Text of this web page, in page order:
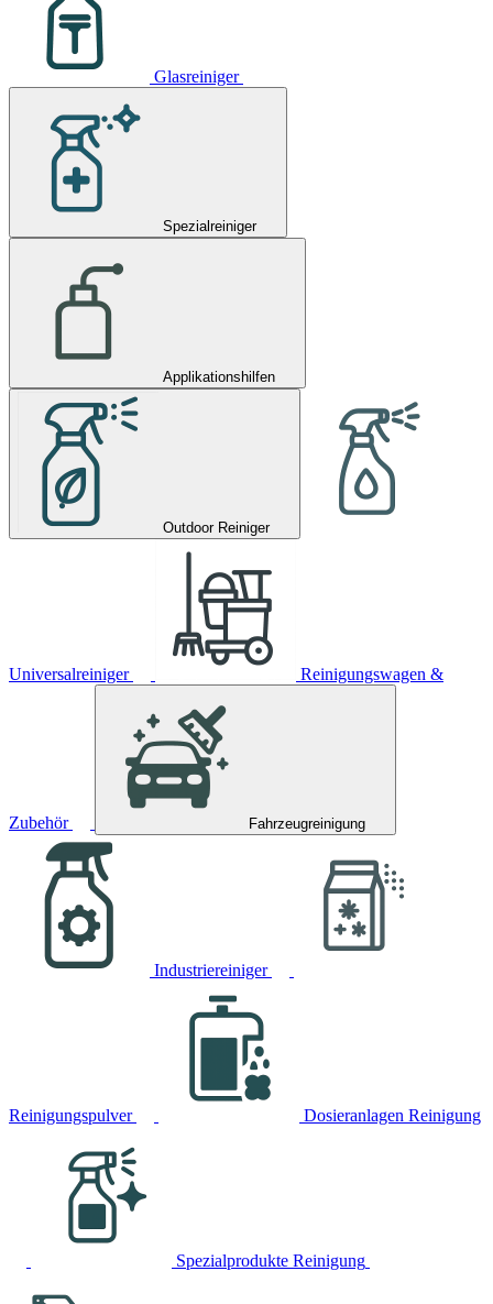
Glasreiniger
Spezialreiniger
Applikationshilfen
Outdoor Reiniger
Universalreiniger Reinigungswagen &
Zubehör Fahrzeugreinigung
Industriereiniger
Reinigungspulver Dosieranlagen Reinigung
Spezialprodukte Reinigung